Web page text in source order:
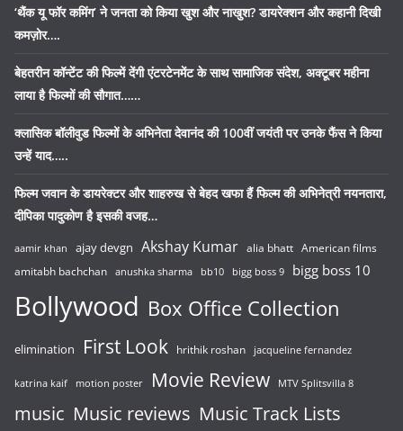
‘थैंक यू फॉर कमिंग’ ने जनता को किया खुश और नाखुश? डायरेक्शन और कहानी दिखी
कमज़ोर….
बेहतरीन कॉन्टेंट की फिल्में देंगी एंटरटेनमेंट के साथ सामाजिक संदेश, अक्टूबर महीना
लाया है फिल्मों की सौगात……
क्लासिक बॉलीवुड फिल्मों के अभिनेता देवानंद की 100वीं जयंती पर उनके फैंस ने किया
उन्हें याद…..
फिल्म जवान के डायरेक्टर और शाहरुख से बेहद खफा हैं फिल्म की अभिनेत्री नयनतारा,
दीपिका पादुकोण है इसकी वजह…
aamir khan ajay devgn Akshay Kumar alia bhatt American films
amitabh bachchan anushka sharma bb10 bigg boss 9 bigg boss 10
Bollywood Box Office Collection
elimination First Look hrithik roshan jacqueline fernandez
katrina kaif motion poster Movie Review MTV Splitsvilla 8
music Music reviews Music Track Lists